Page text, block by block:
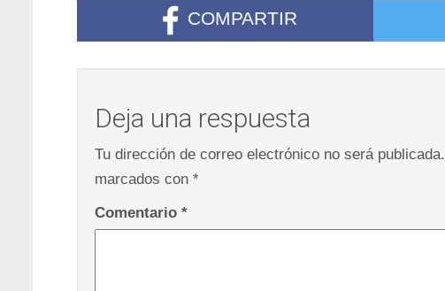
COMPARTIR
Deja una respuesta
Tu dirección de correo electrónico no será publicada.
marcados con *
Comentario *